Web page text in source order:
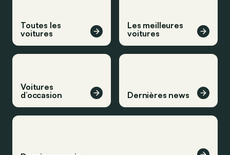
Toutes les
voitures
Les meilleures
voitures
Voitures
d’occasion
Dernières news